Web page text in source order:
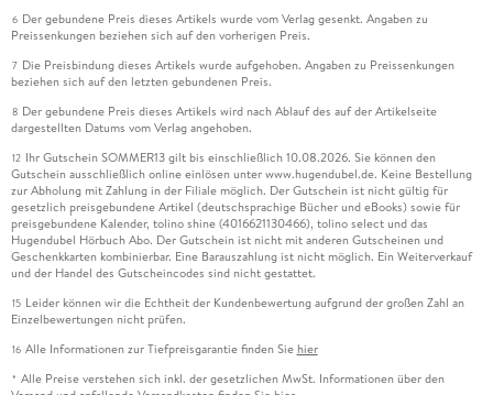
6 Der gebundene Preis dieses Artikels wurde vom Verlag gesenkt. Angaben zu
Preissenkungen beziehen sich auf den vorherigen Preis.
7 Die Preisbindung dieses Artikels wurde aufgehoben. Angaben zu Preissenkungen
beziehen sich auf den letzten gebundenen Preis.
8 Der gebundene Preis dieses Artikels wird nach Ablauf des auf der Artikelseite
dargestellten Datums vom Verlag angehoben.
12 Ihr Gutschein SOMMER13 gilt bis einschließlich 10.08.2026. Sie können den
Gutschein ausschließlich online einlösen unter www.hugendubel.de. Keine Bestellung
zur Abholung mit Zahlung in der Filiale möglich. Der Gutschein ist nicht gültig für
gesetzlich preisgebundene Artikel (deutschsprachige Bücher und eBooks) sowie für
preisgebundene Kalender, tolino shine (4016621130466), tolino select und das
Hugendubel Hörbuch Abo. Der Gutschein ist nicht mit anderen Gutscheinen und
Geschenkkarten kombinierbar. Eine Barauszahlung ist nicht möglich. Ein Weiterverkauf
und der Handel des Gutscheincodes sind nicht gestattet.
15 Leider können wir die Echtheit der Kundenbewertung aufgrund der großen Zahl an
Einzelbewertungen nicht prüfen.
16 Alle Informationen zur Tiefpreisgarantie finden Sie hier
* Alle Preise verstehen sich inkl. der gesetzlichen MwSt. Informationen über den